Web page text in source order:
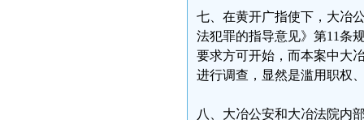
七、在黄开广指使下，大冶
法犯罪的指导意见》第11条
要求方可开始，而本案中大
进行调查，显然是滥用职权
八、大冶公安和大冶法院内